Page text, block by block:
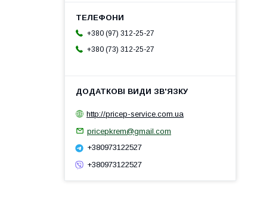
+380 (97) 312-25-27
+380 (73) 312-25-27
http://pricep-service.com.ua
pricepkrem@gmail.com
+380973122527
+380973122527